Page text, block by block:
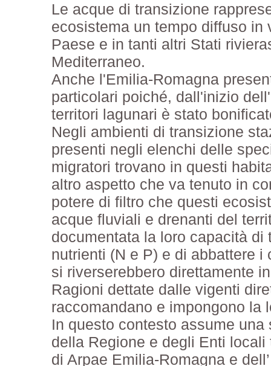
Le acque di transizione
ecosistema un tempo diffuso
Paese e in tanti altri Stati
Mediterraneo.
Anche l'Emilia-Romagna
particolari poiché, dall'inizio
territori lagunari è stato
Negli ambienti di transizione
presenti negli elenchi delle
migratori trovano in questi
altro aspetto che va tenuto in
potere di filtro che questi
acque fluviali e drenanti del
documentata la loro capacità
nutrienti (N e P) e di abbattere
si riverserebbero direttamente
Ragioni dettate dalle vigenti
raccomandano e impongono la
In questo contesto assume
della Regione e degli Enti
di Arpae Emilia-Romagna e